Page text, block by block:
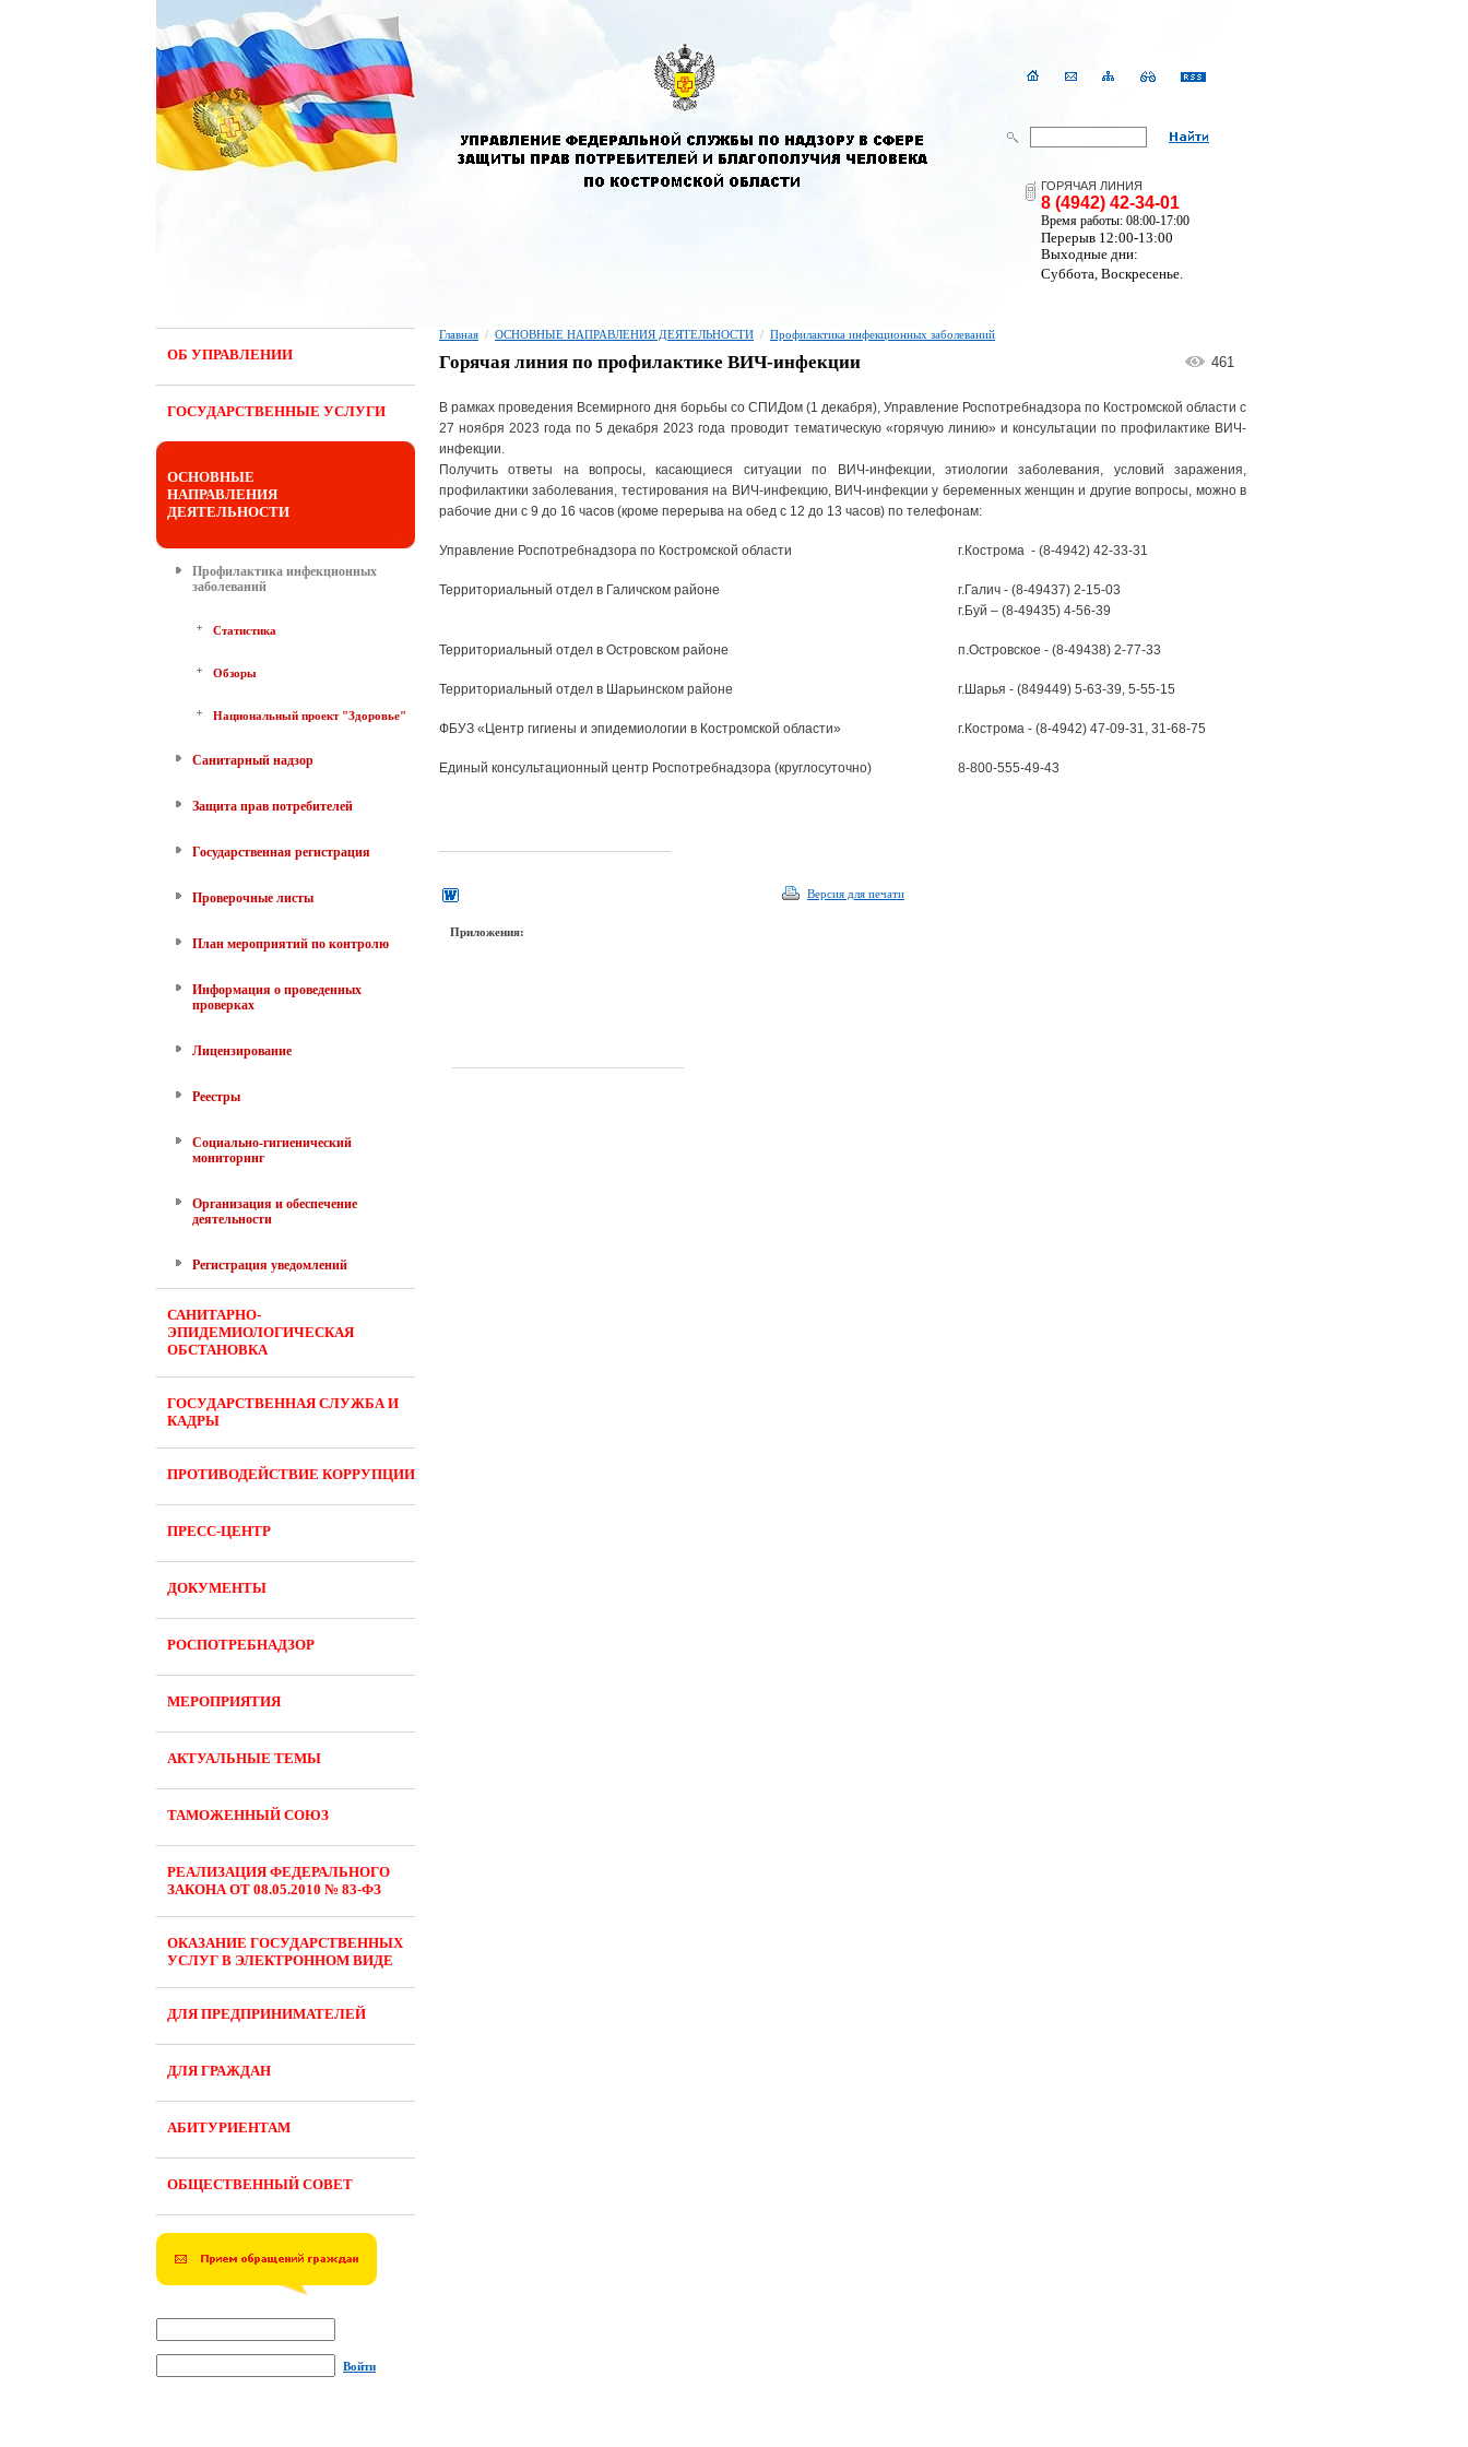
ГОРЯЧАЯ ЛИНИЯ
8 (4942) 42-34-01
Время работы: 08:00-17:00
Перерыв 12:00-13:00
Выходные дни:
Суббота, Воскресенье.
ОБ УПРАВЛЕНИИ
ГОСУДАРСТВЕННЫЕ УСЛУГИ
ОСНОВНЫЕ
НАПРАВЛЕНИЯ
ДЕЯТЕЛЬНОСТИ
Профилактика инфекционных
заболеваний
Статистика
Обзоры
Национальный проект "Здоровье"
Санитарный надзор
Защита прав потребителей
Государственная регистрация
Проверочные листы
План мероприятий по контролю
Информация о проведенных
проверках
Лицензирование
Реестры
Социально-гигиенический
мониторинг
Организация и обеспечение
деятельности
Регистрация уведомлений
САНИТАРНО-
ЭПИДЕМИОЛОГИЧЕСКАЯ
ОБСТАНОВКА
ГОСУДАРСТВЕННАЯ СЛУЖБА И
КАДРЫ
ПРОТИВОДЕЙСТВИЕ КОРРУПЦИИ
ПРЕСС-ЦЕНТР
ДОКУМЕНТЫ
РОСПОТРЕБНАДЗОР
МЕРОПРИЯТИЯ
АКТУАЛЬНЫЕ ТЕМЫ
ТАМОЖЕННЫЙ СОЮЗ
РЕАЛИЗАЦИЯ ФЕДЕРАЛЬНОГО
ЗАКОНА ОТ 08.05.2010 № 83-ФЗ
ОКАЗАНИЕ ГОСУДАРСТВЕННЫХ
УСЛУГ В ЭЛЕКТРОННОМ ВИДЕ
ДЛЯ ПРЕДПРИНИМАТЕЛЕЙ
ДЛЯ ГРАЖДАН
АБИТУРИЕНТАМ
ОБЩЕСТВЕННЫЙ СОВЕТ
Войти
Главная / ОСНОВНЫЕ НАПРАВЛЕНИЯ ДЕЯТЕЛЬНОСТИ / Профилактика инфекционных заболеваний
Горячая линия по профилактике ВИЧ-инфекции 461
В рамках проведения Всемирного дня борьбы со СПИДом (1 декабря), Управление Роспотребнадзора по Костромской области с
27 ноября 2023 года по 5 декабря 2023 года проводит тематическую «горячую линию» и консультации по профилактике ВИЧ-
инфекции.
Получить ответы на вопросы, касающиеся ситуации по ВИЧ-инфекции, этиологии заболевания, условий заражения,
профилактики заболевания, тестирования на ВИЧ-инфекцию, ВИЧ-инфекции у беременных женщин и другие вопросы, можно в
рабочие дни с 9 до 16 часов (кроме перерыва на обед с 12 до 13 часов) по телефонам:
Управление Роспотребнадзора по Костромской области г.Кострома - (8-4942) 42-33-31
Территориальный отдел в Галичском районе
г.Галич - (8-49437) 2-15-03
г.Буй – (8-49435) 4-56-39
Территориальный отдел в Островском районе п.Островское - (8-49438) 2-77-33
Территориальный отдел в Шарьинском районе г.Шарья - (849449) 5-63-39, 5-55-15
ФБУЗ «Центр гигиены и эпидемиологии в Костромской области» г.Кострома - (8-4942) 47-09-31, 31-68-75
Единый консультационный центр Роспотребнадзора (круглосуточно) 8-800-555-49-43
Версия для печати
Приложения: